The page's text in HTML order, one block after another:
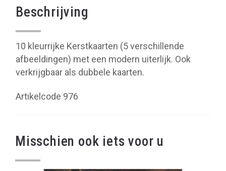
Beschrijving
10 kleurrijke Kerstkaarten (5 verschillende
afbeeldingen) met een modern uiterlijk. Ook
verkrijgbaar als dubbele kaarten.
Artikelcode 976
Misschien ook iets voor u